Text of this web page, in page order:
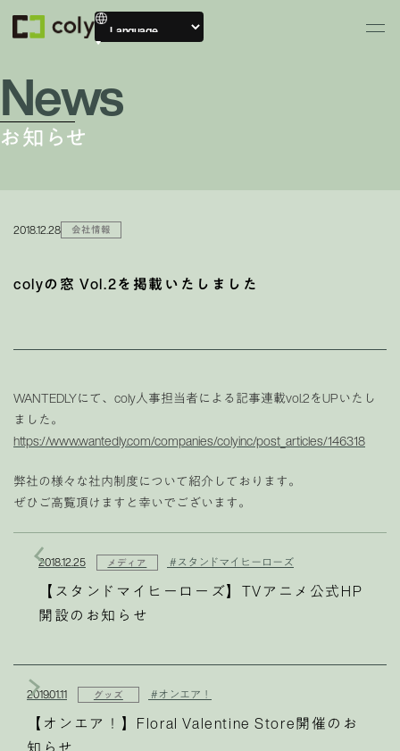
News
お知らせ
2018.12.28 会社情報
colyの窓 Vol.2を掲載いたしました
WANTEDLYにて、coly人事担当者による記事連載vol.2をUPいたし
ました。
https://www.wantedly.com/companies/colyinc/post_articles/146318
弊社の様々な社内制度について紹介しております。
ぜひご高覧頂けますと幸いでございます。
2018.12.25 メディア #スタンドマイヒーローズ
【スタンドマイヒーローズ】TVアニメ公式HP
開設のお知らせ
2019.01.11 グッズ #オンエア！
【オンエア！】Floral Valentine Store開催のお